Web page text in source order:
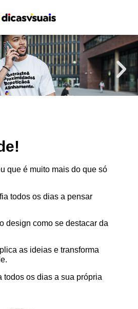
que é muito mais do que só
todos os dias a pensar
design como se destacar da
todos os dias a sua própria